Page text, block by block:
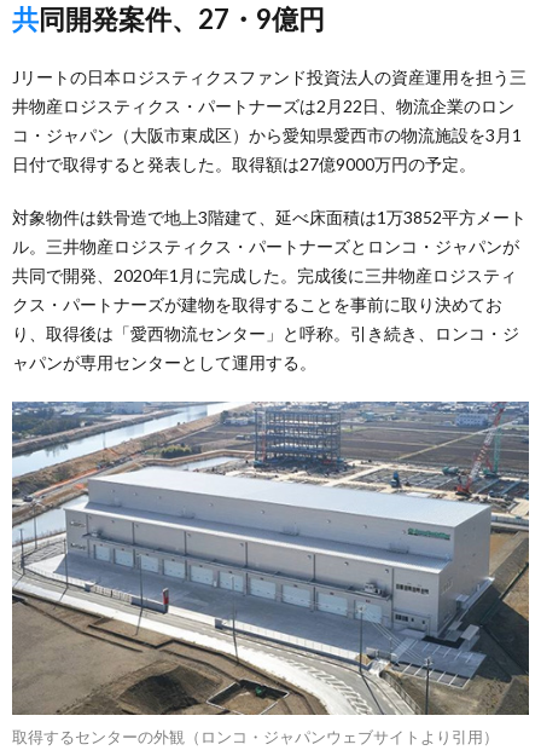
共同開発案件、27・9億円
Jリートの日本ロジスティクスファンド投資法人の資産運用を担う三
井物産ロジスティクス・パートナーズは2月22日、物流企業のロン
コ・ジャパン（大阪市東成区）から愛知県愛西市の物流施設を3月1
日付で取得すると発表した。取得額は27億9000万円の予定。
対象物件は鉄骨造で地上3階建て、延べ床面積は1万3852平方メート
ル。三井物産ロジスティクス・パートナーズとロンコ・ジャパンが
共同で開発、2020年1月に完成した。完成後に三井物産ロジスティ
クス・パートナーズが建物を取得することを事前に取り決めてお
り、取得後は「愛西物流センター」と呼称。引き続き、ロンコ・ジ
ャパンが専用センターとして運用する。
取得するセンターの外観（ロンコ・ジャパンウェブサイトより引用）